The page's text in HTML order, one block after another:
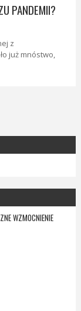
PANDEMII?
z
już mnóstwo,
WZMOCNIENIE